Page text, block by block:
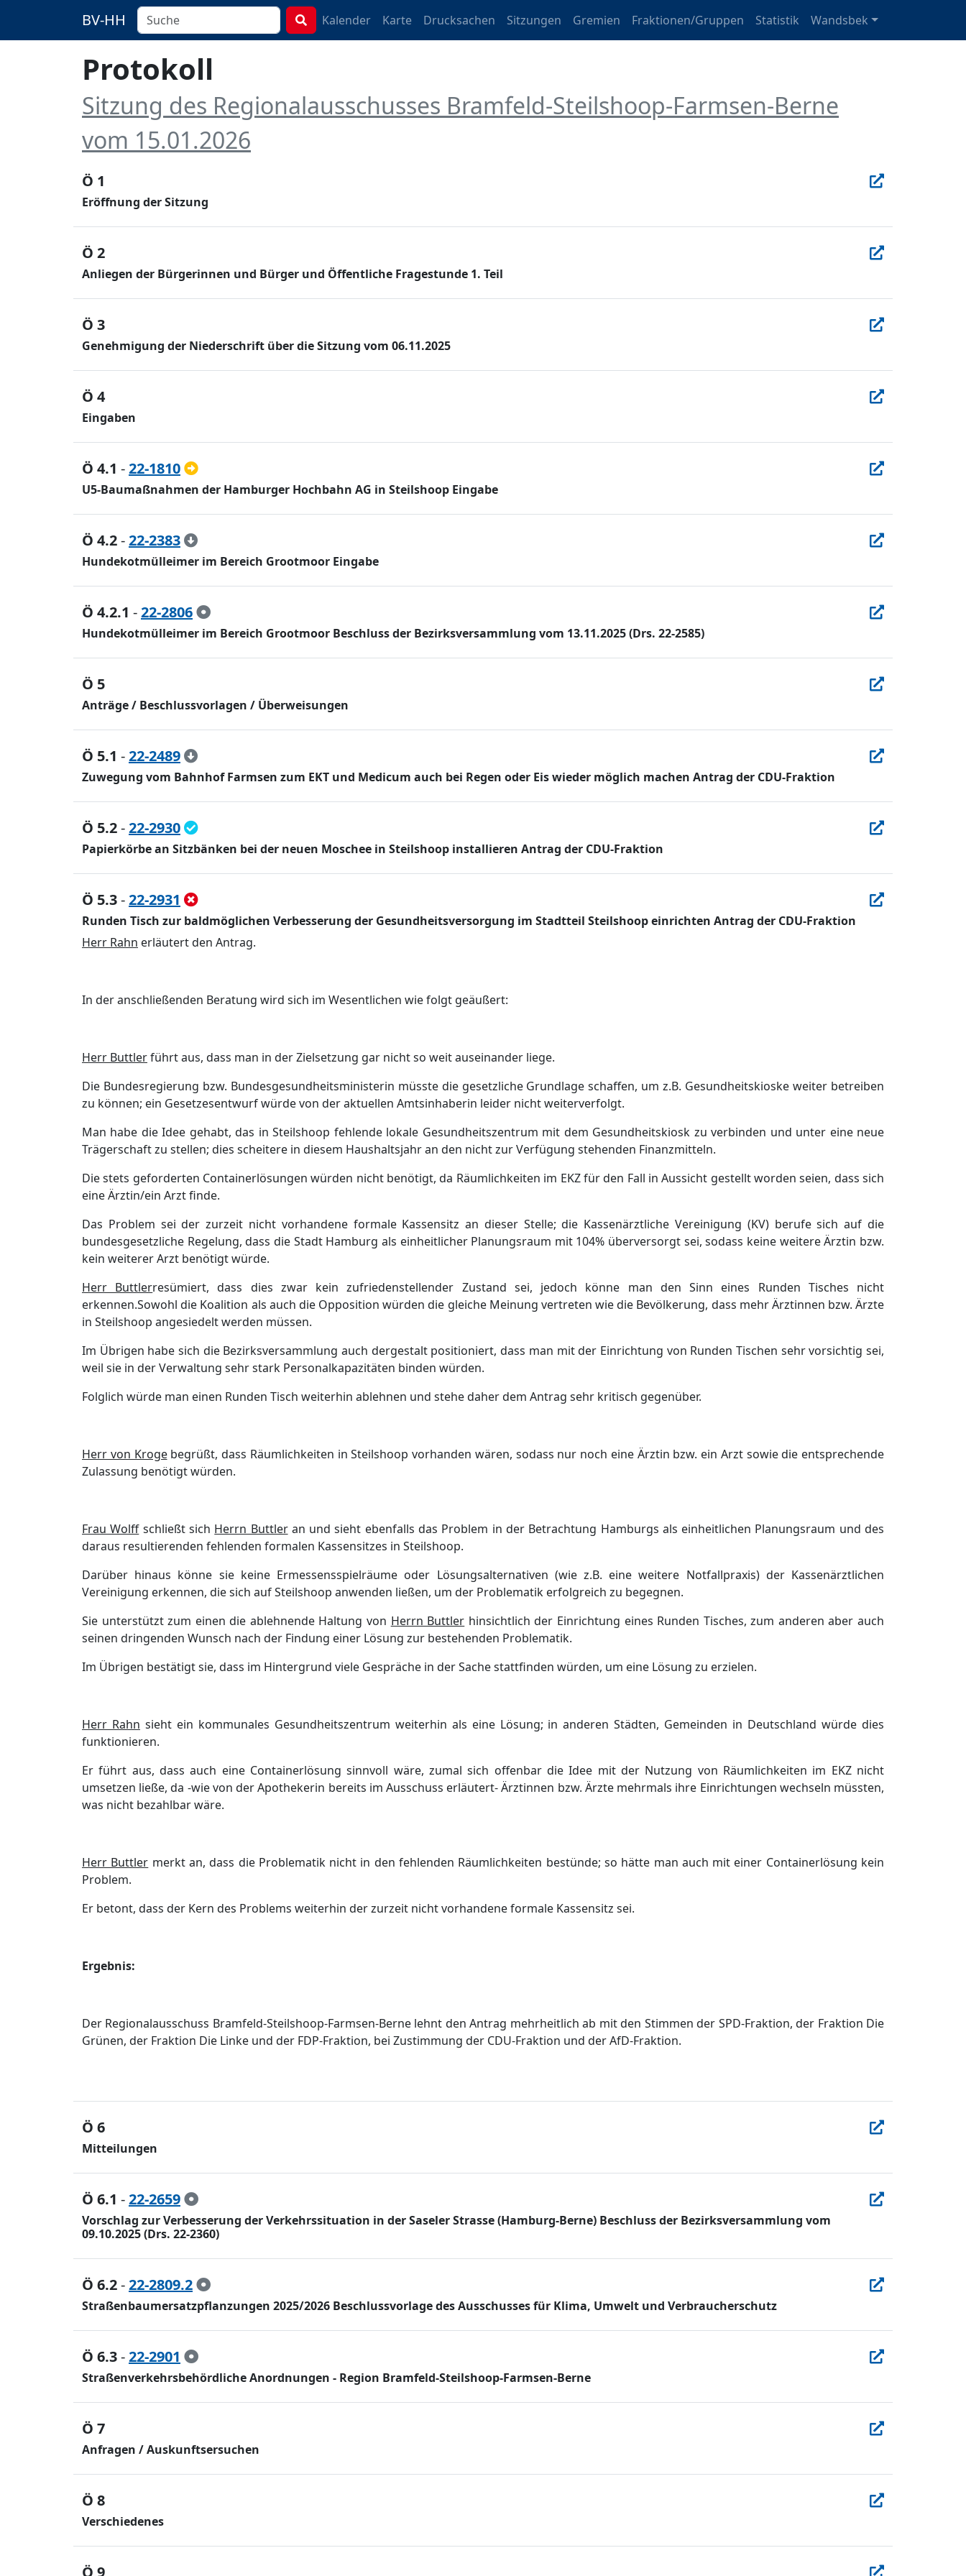
BV-HH Kalender Karte Drucksachen Sitzungen Gremien Fraktionen/Gruppen Statistik Wandsbek
Protokoll
Sitzung des Regionalausschusses Bramfeld-Steilshoop-Farmsen-Berne
vom 15.01.2026
Ö 1
Eröffnung der Sitzung
Ö 2
Anliegen der Bürgerinnen und Bürger und Öffentliche Fragestunde 1. Teil
Ö 3
Genehmigung der Niederschrift über die Sitzung vom 06.11.2025
Ö 4
Eingaben
Ö 4.1 -22-1810
U5-Baumaßnahmen der Hamburger Hochbahn AG in Steilshoop Eingabe
Ö 4.2-22-2383
Hundekotmülleimer im Bereich Grootmoor Eingabe
Ö 4.2.1 -22-2806
Hundekotmülleimer im Bereich Grootmoor Beschluss der Bezirksversammlung vom 13.11.2025 (Drs. 22-2585)
Ö 5
Anträge / Beschlussvorlagen / Überweisungen
Ö 5.1 -22-2489
Zuwegung vom Bahnhof Farmsen zum EKT und Medicum auch bei Regen oder Eis wieder möglich machen Antrag der CDU-Fraktion
Ö 5.2-22-2930
Papierkörbe an Sitzbänken bei der neuen Moschee in Steilshoop installieren Antrag der CDU-Fraktion
Ö 5.3-22-2931
Runden Tisch zur baldmöglichen Verbesserung der Gesundheitsversorgung im Stadtteil Steilshoop einrichten Antrag der CDU-Fraktion
Herr Rahn erläutert den Antrag.
In der anschließenden Beratung wird sich im Wesentlichen wie folgt geäußert:
Herr Buttlerführt aus, dass man in der Zielsetzung gar nicht so weit auseinander liege.
Die Bundesregierung bzw. Bundesgesundheitsministerin müsste die gesetzliche Grundlage schaffen, um z.B. Gesundheitskioske weiter betreiben
zu können; ein Gesetzesentwurf würde von der aktuellen Amtsinhaberin leider nicht weiterverfolgt.
Man habe die Idee gehabt, das in Steilshoop fehlende lokale Gesundheitszentrum mit dem Gesundheitskiosk zu verbinden und unter eine neue
Trägerschaft zu stellen; dies scheitere in diesem Haushaltsjahr an den nicht zur Verfügung stehenden Finanzmitteln.
Die stets geforderten Containerlösungen würden nicht benötigt, da Räumlichkeiten im EKZfür den Fall in Aussicht gestellt worden seien, dass sich
eine Ärztin/ein Arzt finde.
Das Problem sei der zurzeit nicht vorhandeneformale Kassensitz an dieser Stelle; die Kassenärztliche Vereinigung (KV) berufe sich auf die
bundesgesetzliche Regelung, dass die Stadt Hamburg als einheitlicher Planungsraum mit 104% überversorgt sei, sodass keine weitere Ärztin bzw.
kein weiterer Arzt benötigt würde.
Herr Buttlerresümiert, dass dies zwar kein zufriedenstellender Zustand sei, jedoch könne man den Sinn eines Runden Tisches nicht
erkennen.Sowohl die Koalition als auch dieOpposition würden die gleiche Meinung vertretenwie die Bevölkerung, dass mehr Ärztinnen bzw. Ärzte
in Steilshoop angesiedelt werden müssen.
Im Übrigen habe sich die Bezirksversammlung auch dergestalt positioniert, dass man mit der Einrichtung von Runden Tischen sehr vorsichtig sei,
weil sie in der Verwaltung sehrstark Personalkapazitäten binden würden.
Folglich würde man einen Runden Tisch weiterhin ablehnen und stehe daher dem Antrag sehr kritisch gegenüber.
Herr von Krogebegrüßt, dass Räumlichkeiten in Steilshoop vorhanden wären, sodass nur noch eine Ärztin bzw. ein Arzt sowie die entsprechende
Zulassung benötigt würden.
Frau Wolffschließt sich Herrn Buttleran undsieht ebenfalls das Problem in der Betrachtung Hamburgs als einheitlichen Planungsraum und des
daraus resultierenden fehlenden formalen Kassensitzes in Steilshoop.
Darüber hinaus könne siekeine Ermessensspielräume oder Lösungsalternativen (wie z.B. eine weitere Notfallpraxis)der Kassenärztlichen
Vereinigung erkennen, die sich auf Steilshoop anwenden ließen, um der Problematik erfolgreich zu begegnen.
Sie unterstützt zum einen die ablehnende Haltung von Herrn Buttler hinsichtlich der Einrichtung eines Runden Tisches, zum anderen aber auch
seinen dringenden Wunsch nach der Findung einer Lösung zur bestehenden Problematik.
Im Übrigen bestätigt sie, dass im Hintergrund viele Gespräche in der Sache stattfinden würden, um eine Lösung zu erzielen.
Herr Rahn sieht ein kommunales Gesundheitszentrum weiterhin als eine Lösung; in anderen Städten, Gemeinden in Deutschlandwürde dies
funktionieren.
Erführt aus, dass auch eine Containerlösung sinnvoll wäre, zumal sich offenbardie Idee mit der Nutzung von Räumlichkeiten im EKZ nicht
umsetzen ließe, da -wie von der Apothekerin bereits im Ausschuss erläutert- Ärztinnen bzw. Ärzte mehrmals ihre Einrichtungen wechseln müssten,
was nicht bezahlbar wäre.
Herr Buttler merkt an, dass die Problematik nicht in den fehlenden Räumlichkeiten bestünde; so hätte man auch mit einer Containerlösung kein
Problem.
Er betont, dass der Kern des Problems weiterhin der zurzeit nicht vorhandene formale Kassensitz sei.
Ergebnis:
Der Regionalausschuss Bramfeld-Steilshoop-Farmsen-Berne lehnt den Antrag mehrheitlich ab mit den Stimmen der SPD-Fraktion, der Fraktion Die
Grünen, der Fraktion Die Linke und der FDP-Fraktion, bei Zustimmung der CDU-Fraktion und der AfD-Fraktion.
Ö 6
Mitteilungen
Ö 6.1 -22-2659
Vorschlag zur Verbesserung der Verkehrssituation in der Saseler Strasse (Hamburg-Berne) Beschluss der Bezirksversammlung vom
09.10.2025 (Drs. 22-2360)
Ö 6.2-22-2809.2
Straßenbaumersatzpflanzungen 2025/2026 Beschlussvorlage des Ausschusses für Klima, Umwelt und Verbraucherschutz
Ö 6.3-22-2901
Straßenverkehrsbehördliche Anordnungen - Region Bramfeld-Steilshoop-Farmsen-Berne
Ö 7
Anfragen / Auskunftsersuchen
Ö 8
Verschiedenes
Ö 9